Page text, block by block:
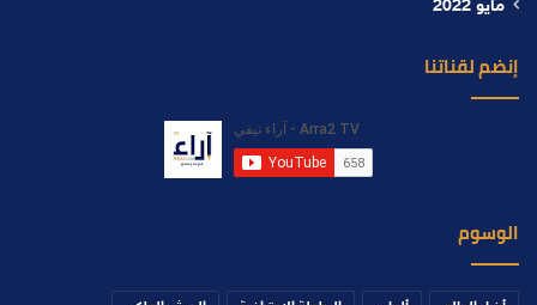
مايو 2022
إنضم لقناتنا
الوسوم